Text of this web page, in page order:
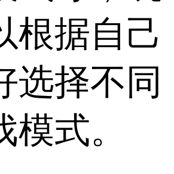
根据自己
选择不同
模式。